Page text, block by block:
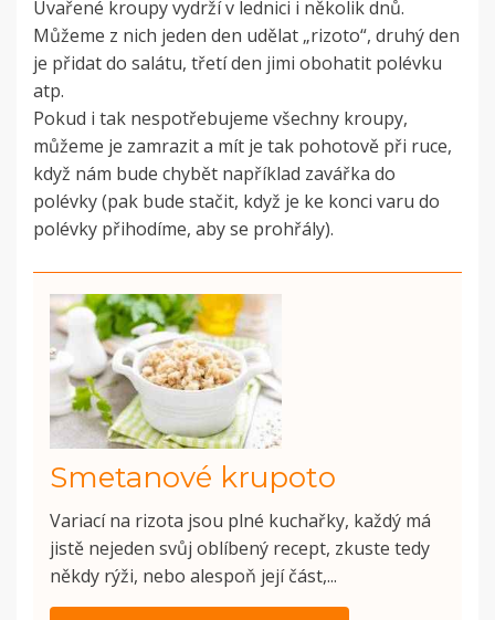
Uvařené kroupy vydrží v lednici i několik dnů.
Můžeme z nich jeden den udělat „rizoto“, druhý den
je přidat do salátu, třetí den jimi obohatit polévku
atp.
Pokud i tak nespotřebujeme všechny kroupy,
můžeme je zamrazit a mít je tak pohotově při ruce,
když nám bude chybět například zavářka do
polévky (pak bude stačit, když je ke konci varu do
polévky přihodíme, aby se prohřály).
Smetanové krupoto
Variací na rizota jsou plné kuchařky, každý má
jistě nejeden svůj oblíbený recept, zkuste tedy
někdy rýži, nebo alespoň její část,...